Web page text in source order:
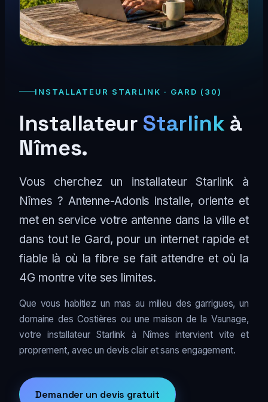
INSTALLATEUR STARLINK · GARD (30)
Installateur Starlink à
Nîmes.
Vous cherchez un installateur Starlink à
Nîmes ? Antenne-Adonis installe, oriente et
met en service votre antenne dans la ville et
dans tout le Gard, pour un internet rapide et
fiable là où la fibre se fait attendre et où la
4G montre vite ses limites.
Que vous habitiez un mas au milieu des garrigues, un
domaine des Costières ou une maison de la Vaunage,
votre installateur Starlink à Nîmes intervient vite et
proprement, avec un devis clair et sans engagement.
Demander un devis gratuit